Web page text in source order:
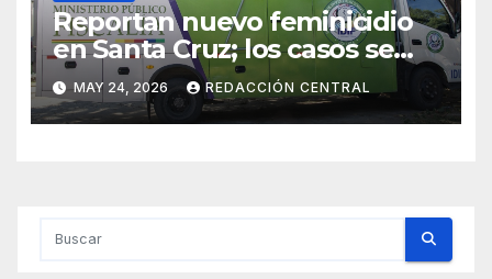
Reportan nuevo feminicidio
en Santa Cruz; los casos se
elevan a 33 en el país
MAY 24, 2026 REDACCIÓN CENTRAL